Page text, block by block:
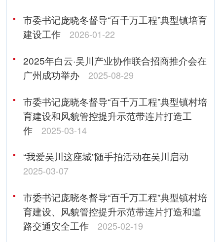
市委书记庞晓冬督导“百千万工程”典型镇培育
建设工作
2026-01-22
2025年白云·吴川产业协作联合招商推介会在
广州成功举办
2025-08-29
市委书记庞晓冬督导“百千万工程”典型镇村培
育建设和风貌管控提升示范带连片打造工
作
2025-03-14
“我爱吴川这座城”随手拍活动在吴川启动
2025-03-07
市委书记庞晓冬督导“百千万工程”典型镇村培
育建设、风貌管控提升示范带连片打造和道
路交通安全工作
2025-02-19